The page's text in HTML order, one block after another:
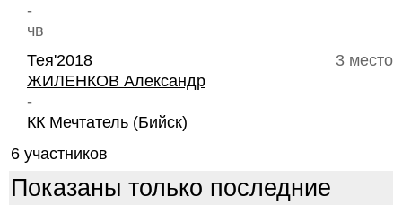
-
чв
3 место
Тея'2018
ЖИЛЕНКОВ Александр
-
КК Мечтатель (Бийск)
6 участников
Показаны только последние